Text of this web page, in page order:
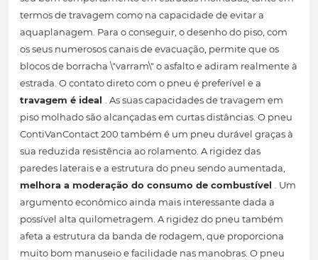
termos de travagem como na capacidade de evitar a
aquaplanagem. Para o conseguir, o desenho do piso, com
os seus numerosos canais de evacuação, permite que os
blocos de borracha \"varram\" o asfalto e adiram realmente à
estrada. O contato direto com o pneu é preferível e a
travagem é ideal . As suas capacidades de travagem em
piso molhado são alcançadas em curtas distâncias. O pneu
ContiVanContact 200 também é um pneu durável graças à
sua reduzida resistência ao rolamento. A rigidez das
paredes laterais e a estrutura do pneu sendo aumentada,
melhora a moderação do consumo de combustível . Um
argumento econômico ainda mais interessante dada a
possível alta quilometragem. A rigidez do pneu também
afeta a estrutura da banda de rodagem, que proporciona
muito bom manuseio e facilidade nas manobras. O pneu